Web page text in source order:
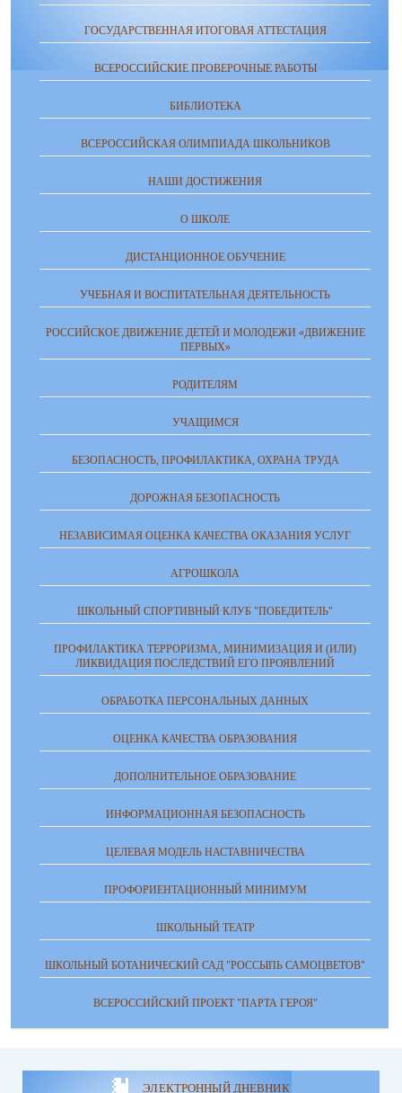
ГОСУДАРСТВЕННАЯ ИТОГОВАЯ АТТЕСТАЦИЯ
ВСЕРОССИЙСКИЕ ПРОВЕРОЧНЫЕ РАБОТЫ
БИБЛИОТЕКА
ВСЕРОССИЙСКАЯ ОЛИМПИАДА ШКОЛЬНИКОВ
НАШИ ДОСТИЖЕНИЯ
О ШКОЛЕ
ДИСТАНЦИОННОЕ ОБУЧЕНИЕ
УЧЕБНАЯ И ВОСПИТАТЕЛЬНАЯ ДЕЯТЕЛЬНОСТЬ
РОССИЙСКОЕ ДВИЖЕНИЕ ДЕТЕЙ И МОЛОДЕЖИ «ДВИЖЕНИЕ
ПЕРВЫХ»
РОДИТЕЛЯМ
УЧАЩИМСЯ
БЕЗОПАСНОСТЬ, ПРОФИЛАКТИКА, ОХРАНА ТРУДА
ДОРОЖНАЯ БЕЗОПАСНОСТЬ
НЕЗАВИСИМАЯ ОЦЕНКА КАЧЕСТВА ОКАЗАНИЯ УСЛУГ
АГРОШКОЛА
ШКОЛЬНЫЙ СПОРТИВНЫЙ КЛУБ "ПОБЕДИТЕЛЬ"
ПРОФИЛАКТИКА ТЕРРОРИЗМА, МИНИМИЗАЦИЯ И (ИЛИ)
ЛИКВИДАЦИЯ ПОСЛЕДСТВИЙ ЕГО ПРОЯВЛЕНИЙ
ОБРАБОТКА ПЕРСОНАЛЬНЫХ ДАННЫХ
ОЦЕНКА КАЧЕСТВА ОБРАЗОВАНИЯ
ДОПОЛНИТЕЛЬНОЕ ОБРАЗОВАНИЕ
ИНФОРМАЦИОННАЯ БЕЗОПАСНОСТЬ
ЦЕЛЕВАЯ МОДЕЛЬ НАСТАВНИЧЕСТВА
ПРОФОРИЕНТАЦИОННЫЙ МИНИМУМ
ШКОЛЬНЫЙ ТЕАТР
ШКОЛЬНЫЙ БОТАНИЧЕСКИЙ САД "РОССЫПЬ САМОЦВЕТОВ"
ВСЕРОССИЙСКИЙ ПРОЕКТ "ПАРТА ГЕРОЯ"
ЭЛЕКТРОННЫЙ ДНЕВНИК